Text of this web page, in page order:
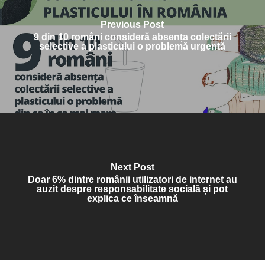
Previous Post
9 din 10 români consideră absența colectării
selective a plasticului o problemă urgentă
Next Post
Doar 6% dintre românii utilizatori de internet au
auzit despre responsabilitate socială și pot
explica ce înseamnă